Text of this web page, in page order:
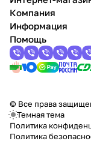
Компания
Информация
Помощь
© Все права
Темная тема
Политика
Политика